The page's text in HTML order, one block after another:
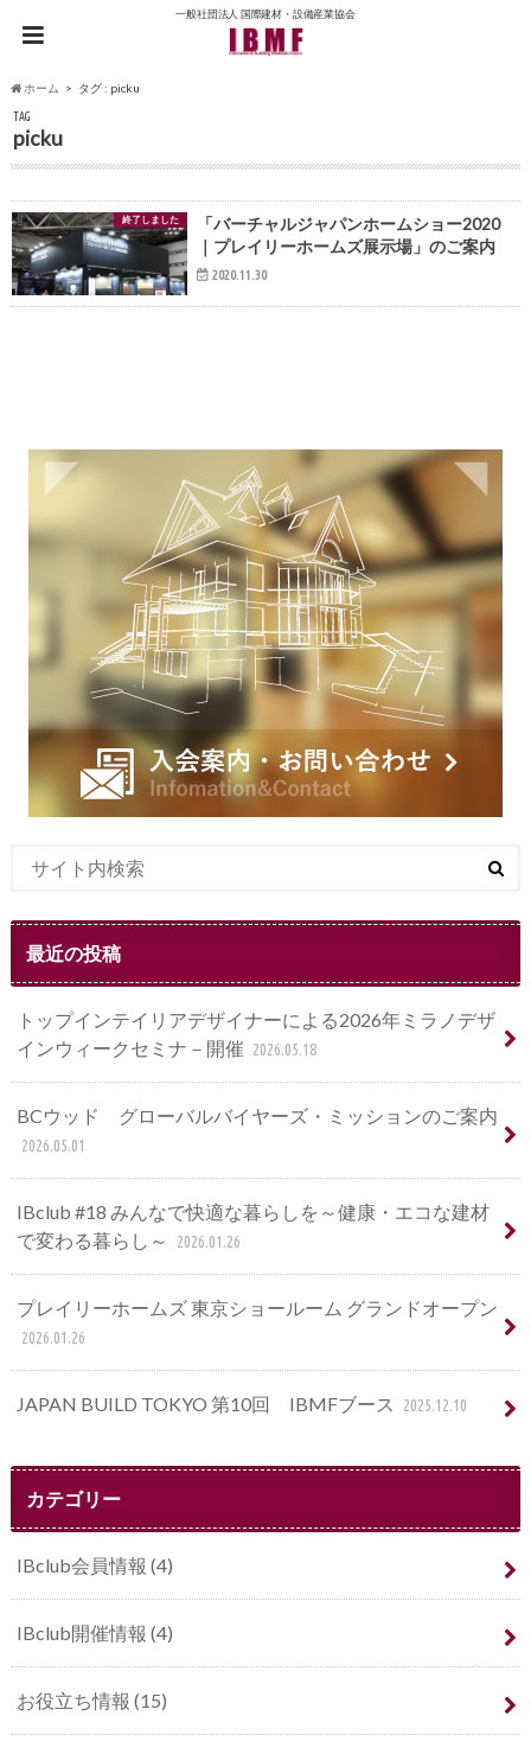
一般社団法人 国際建材・設備産業協会
ホーム タグ : picku
TAG
picku
終了しました
「バーチャルジャパンホームショー2020
｜プレイリーホームズ展示場」のご案内
2020.11.30
最近の投稿
トップインテイリアデザイナーによる2026年ミラノデザ
インウィークセミナ－開催 2026.05.18
BCウッド グローバルバイヤーズ・ミッションのご案内
2026.05.01
IBclub #18 みんなで快適な暮らしを～健康・エコな建材
で変わる暮らし～
2026.01.26
プレイリーホームズ 東京ショールーム グランドオープン
2026.01.26
JAPAN BUILD TOKYO 第10回 IBMFブース 2025.12.10
カテゴリー
IBclub会員情報 (4)
IBclub開催情報 (4)
お役立ち情報 (15)